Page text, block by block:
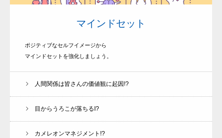
マインドセット
ポジティブなセルフイメージから
マインドセットを強化しましょう。
人間関係は皆さんの価値観に起因!?
目からうろこが落ちるI?
カメレオンマネジメント!?